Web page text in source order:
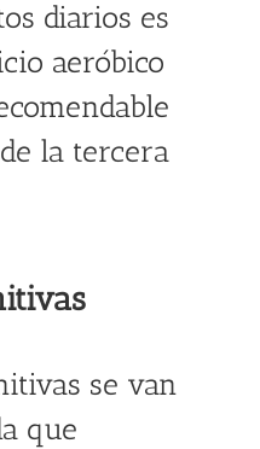
diarios es
aeróbico
la tercera
se van
que